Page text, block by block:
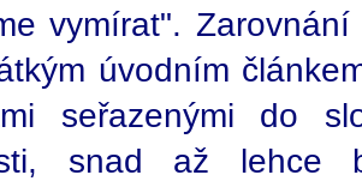
vymírat".
úvodním
seřazenými do
snad až lehce